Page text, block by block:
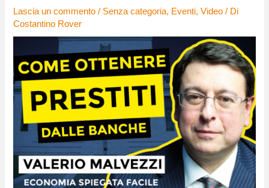
Lascia un commento / Senza categoria, Eventi,Video / Di
Costantino Rover